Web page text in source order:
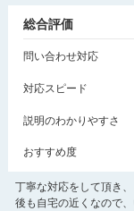
総合評価
問い合わせ対応
対応スピード
説明のわかりやすさ
おすすめ度
丁寧な対応をして頂き
後も自宅の近くなので